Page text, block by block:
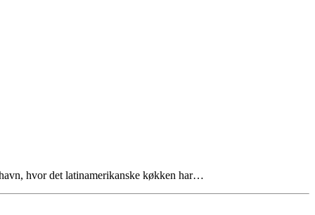
hvor det latinamerikanske køkken har…